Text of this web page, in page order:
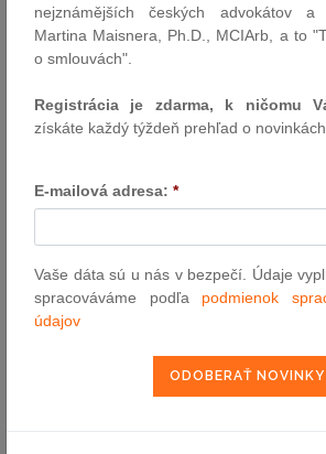
Referral Network, rovnako ako
poradenstva naprieč hranicami niekoľkých
kvalitné právne služby kdekoľvek na
svoje podnikanie alebo potrebujú
hodnotená po celom svete“ povedal Elliot
Dentons.
Globálny predseda Dentons Joe Andrew
víziu posunúť hranice právneho
poskytovanie právnych služieb. Vďaka
celosvetovom právnom trhu. Prestížne
stratégie, ktorú sme zvolili s cieľom stať sa
nejznámějších českých advokátov a
Martina Maisnera, Ph.D., MCIArb, a to
o smlouvách".
Registrácia je zdarma, k ničomu
získáte každý týždeň prehľad o
E-mailová adresa: *
Vaše dáta sú u nás v bezpečí. Údaje
spracováváme podľa podmienok
údajov